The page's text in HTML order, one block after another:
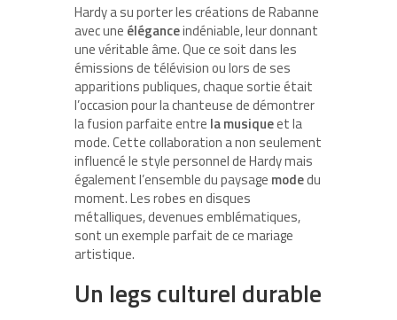
Hardy a su porter les créations de Rabanne
avec une éléganceindéniable, leur donnant
une véritable âme. Que ce soit dans les
émissions de télévision ou lors de ses
apparitions publiques, chaque sortie était
l’occasion pour la chanteuse de démontrer
la fusion parfaite entre la musiqueet la
mode. Cette collaboration a non seulement
influencé le style personnel de Hardy mais
également l’ensemble du paysage modedu
moment. Les robes en disques
métalliques, devenues emblématiques,
sont un exemple parfait de ce mariage
artistique.
Un legs culturel durable